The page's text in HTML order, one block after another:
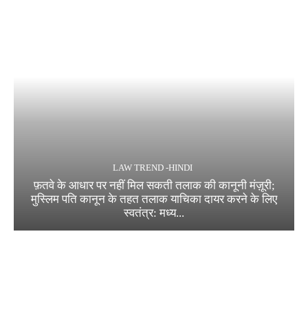
LAW TREND -HINDI
फ़तवे के आधार पर नहीं मिल सकती तलाक की कानूनी मंज़ूरी;
मुस्लिम पति कानून के तहत तलाक याचिका दायर करने के लिए
स्वतंत्र: मध्य...